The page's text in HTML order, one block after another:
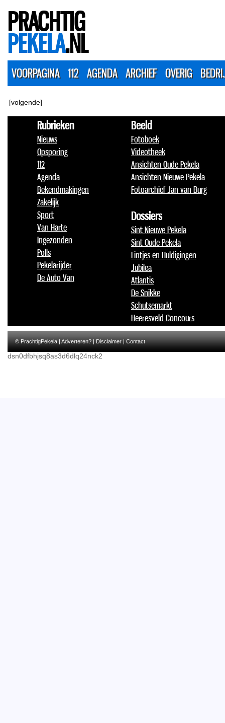
PRACHTIG
PEKELA.NL
VOORPAGINA 112 AGENDA ARCHIEF OVERIG
[volgende]
Rubrieken
Nieuws
Opsporing
112
Agenda
Bekendmakingen
Zakelijk
Sport
Van Harte
Ingezonden
Polls
Pekelarijder
De Auto Van
Beeld
Fotoboek
Videotheek
Ansichten Oude Pekela
Ansichten Nieuwe Pekela
Fotoarchief Jan van Burg
Dossiers
Sint Nieuwe Pekela
Sint Oude Pekela
Lintjes en Huldigingen
Jubilea
Atlantis
De Snikke
Schutsemarkt
Heeresveld Concours
© PrachtigPekela |Adverteren?|Disclaimer|Contact
dsn0dfbhjsq8as3d6dlq24nck2